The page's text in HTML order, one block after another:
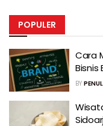
POPULER
Cara
Bisnis
BY